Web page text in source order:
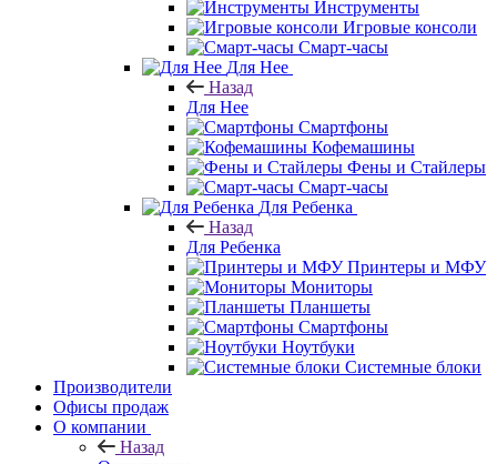
Инструменты
Игровые консоли
Смарт-часы
Для Нее
Назад
Для Нее
Смартфоны
Кофемашины
Фены и Стайлеры
Смарт-часы
Для Ребенка
Назад
Для Ребенка
Принтеры и МФУ
Мониторы
Планшеты
Смартфоны
Ноутбуки
Системные блоки
Производители
Офисы продаж
О компании
Назад